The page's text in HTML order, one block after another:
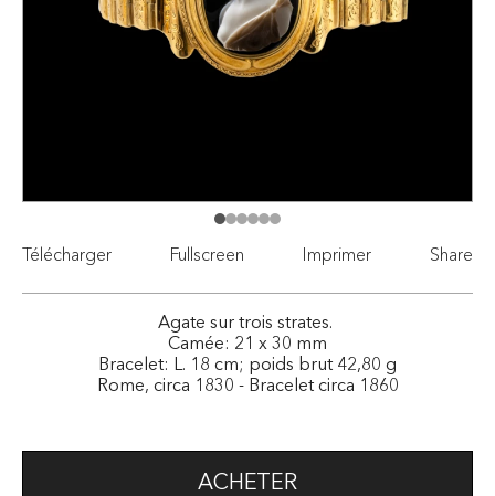
Télécharger Fullscreen Imprimer Share
Agate sur trois strates.
Camée: 21 x 30 mm
Bracelet: L. 18 cm; poids brut 42,80 g
Rome, circa 1830 - Bracelet circa 1860
ACHETER